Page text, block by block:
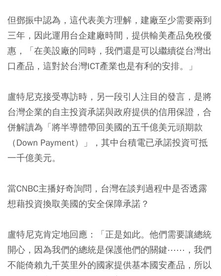
但鄧振中認為，這代表美方理解，建廠至少需要兩到
三年，因此運用台企建廠時間，提供輸美產品免稅優
惠，「在美設廠的同時，我們還是可以繼續從台灣出
口產品，這對於台灣ICT產業也是有利的安排。」
盧特尼克接受專訪時，另一段引人注目的發言，是將
台灣企業的自主投資承諾與政府提供的信用保證，合
併解讀為「將半導體帶回美國的五千億美元頭期款
（Down Payment）」，其中台積電已承諾投資可抵
一千億美元。
當CNBC主播好奇詢問，台灣在談判過程中是否透露
想藉投資換取美國的安全保障承諾？
盧特尼克肯定地回應：「正是如此。他們需要讓總統
開心，因為我們的總統是保護他們的關鍵⋯⋯，我們
不能倚賴九千英里外的國家提供基本國安產品，所以